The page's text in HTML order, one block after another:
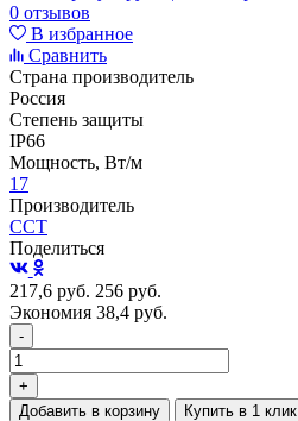
0 отзывов
В избранное
Сравнить
Страна производитель
Россия
Степень защиты
IP66
Мощность, Вт/м
17
Производитель
ССТ
Поделиться
217,6 руб. 256 руб.
Экономия 38,4 руб.
-
+
Добавить в корзину
Купить в 1 клик